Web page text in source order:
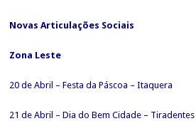
Novas Articulações Sociais
Zona Leste
20 de Abril – Festa da Páscoa – Itaquera
21 de Abril – Dia do Bem Cidade – Tiradentes